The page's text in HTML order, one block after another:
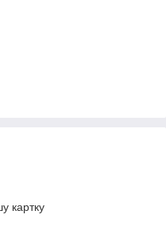
картку